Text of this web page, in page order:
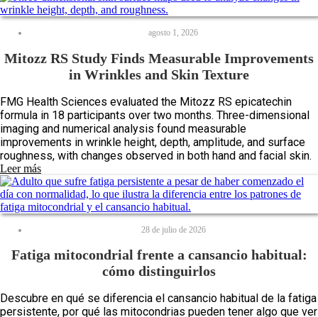
agosto 1, 2026
Mitozz RS Study Finds Measurable Improvements
in Wrinkles and Skin Texture
FMG Health Sciences evaluated the Mitozz RS epicatechin
formula in 18 participants over two months. Three-dimensional
imaging and numerical analysis found measurable
improvements in wrinkle height, depth, amplitude, and surface
roughness, with changes observed in both hand and facial skin.
Leer más
28 de julio de 2026
Fatiga mitocondrial frente a cansancio habitual:
cómo distinguirlos
Descubre en qué se diferencia el cansancio habitual de la fatiga
persistente, por qué las mitocondrias pueden tener algo que ver